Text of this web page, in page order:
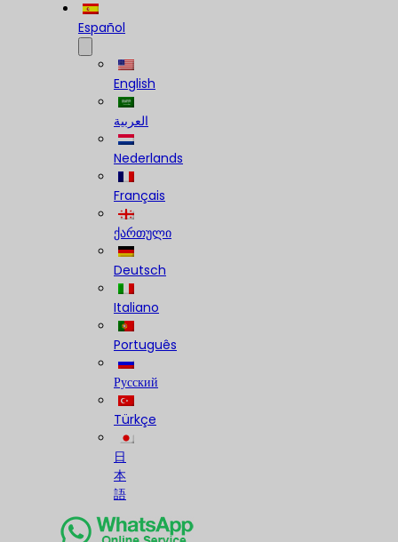
Español
English
العربية
Nederlands
Français
ქართული
Deutsch
Italiano
Português
Русский
Türkçe
日
本
語